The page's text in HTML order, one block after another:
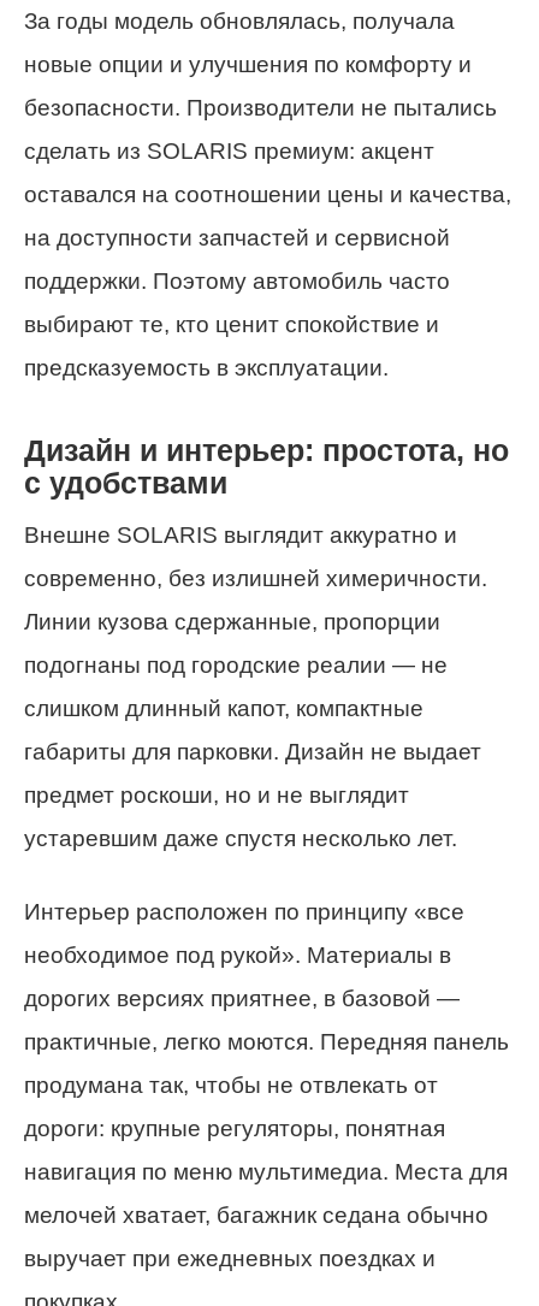
За годы модель обновлялась, получала
новые опции и улучшения по комфорту и
безопасности. Производители не пытались
сделать из SOLARIS премиум: акцент
оставался на соотношении цены и качества,
на доступности запчастей и сервисной
поддержки. Поэтому автомобиль часто
выбирают те, кто ценит спокойствие и
предсказуемость в эксплуатации.
Дизайн и интерьер: простота, но
с удобствами
Внешне SOLARIS выглядит аккуратно и
современно, без излишней химеричности.
Линии кузова сдержанные, пропорции
подогнаны под городские реалии — не
слишком длинный капот, компактные
габариты для парковки. Дизайн не выдает
предмет роскоши, но и не выглядит
устаревшим даже спустя несколько лет.
Интерьер расположен по принципу «все
необходимое под рукой». Материалы в
дорогих версиях приятнее, в базовой —
практичные, легко моются. Передняя панель
продумана так, чтобы не отвлекать от
дороги: крупные регуляторы, понятная
навигация по меню мультимедиа. Места для
мелочей хватает, багажник седана обычно
выручает при ежедневных поездках и